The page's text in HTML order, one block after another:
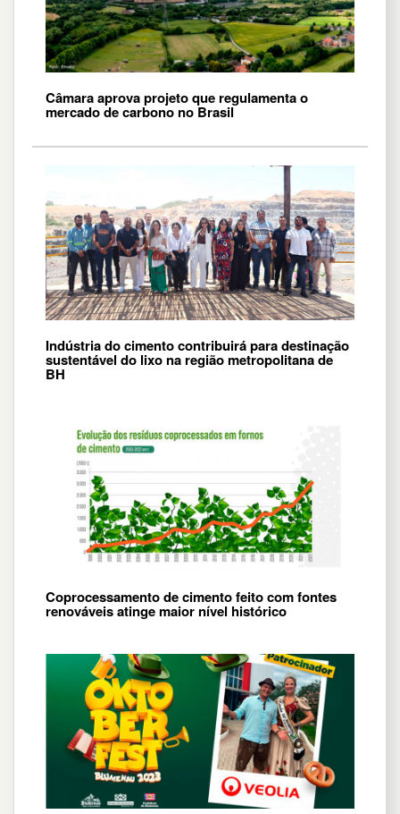
Câmara aprova projeto que regulamenta o
mercado de carbono no Brasil
Indústria do cimento contribuirá para destinação
sustentável do lixo na região metropolitana de
BH
Coprocessamento de cimento feito com fontes
renováveis atinge maior nível histórico